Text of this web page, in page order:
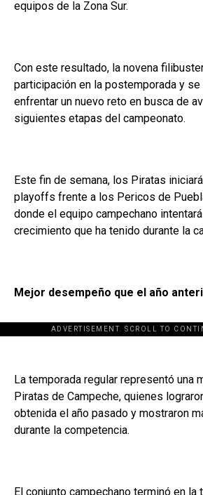
equipos de la Zona Sur.
Con este resultado, la novena
participación en la postemporada y
enfrentar un nuevo reto en busca de
siguientes etapas del campeonato.
Este fin de semana, los Piratas
playoffs frente a los Pericos de
donde el equipo campechano
crecimiento que ha tenido durante la
Mejor desempeño que el año
ADVERTISEMENT. SCROLL TO
La temporada regular representó una
Piratas de Campeche, quienes
obtenida el año pasado y mostraron
durante la competencia.
El conjunto campechano terminó en